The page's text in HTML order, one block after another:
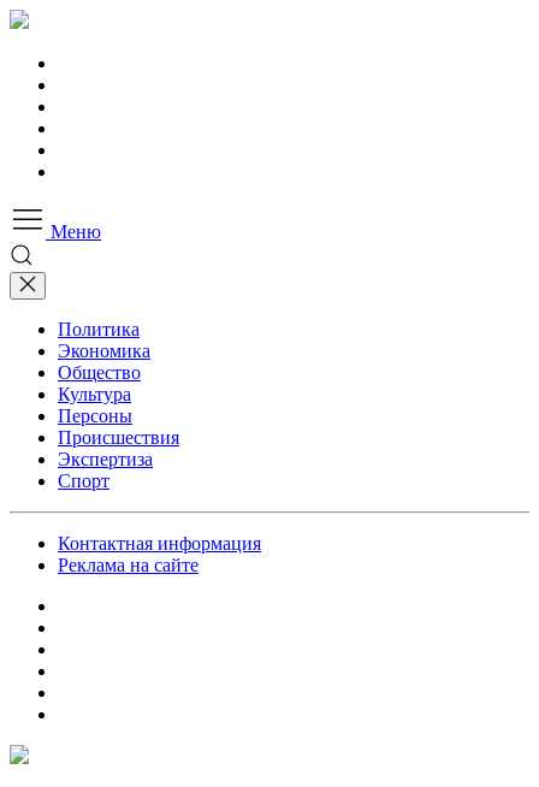
Меню
Политика
Экономика
Общество
Культура
Персоны
Происшествия
Экспертиза
Спорт
Контактная информация
Реклама на сайте